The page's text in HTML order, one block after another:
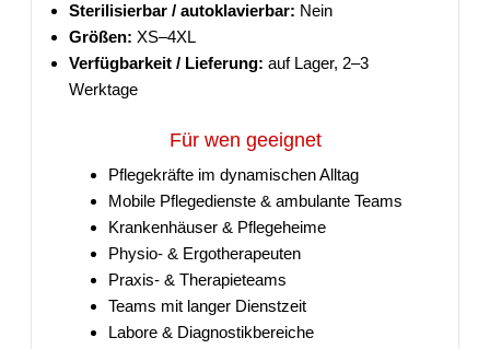
Sterilisierbar / autoklavierbar: Nein
Größen: XS–4XL
Verfügbarkeit / Lieferung: auf Lager, 2–3
Werktage
Für wen geeignet
Pflegekräfte im dynamischen Alltag
Mobile Pflegedienste & ambulante Teams
Krankenhäuser & Pflegeheime
Physio- & Ergotherapeuten
Praxis- & Therapieteams
Teams mit langer Dienstzeit
Labore & Diagnostikbereiche